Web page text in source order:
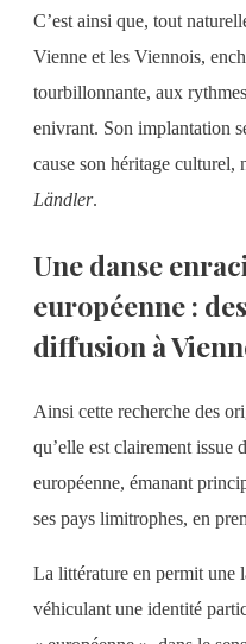
C’est ainsi que, tout
Vienne et les Viennois,
tourbillonnante, aux
enivrant. Son implantation
cause son héritage culturel,
Ländler.
Une danse
européenne :
diffusion à
Ainsi cette recherche des
qu’elle est clairement issue
européenne, émanant
ses pays limitrophes, en
La littérature en permit une
véhiculant une identité